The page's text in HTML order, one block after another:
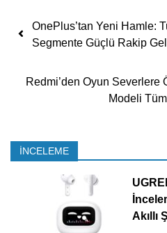
Yazı dolaşımı
OnePlus’tan Yeni Hamle:
Segmente Güçlü Rakip
Redmi’den Oyun Severlere
Modeli Tüm
İNCELEME
Akıllı